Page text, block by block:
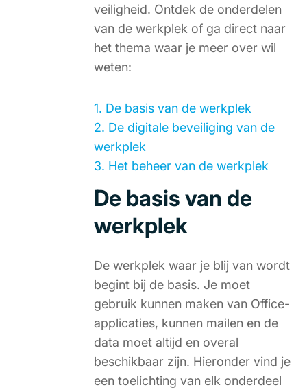
veiligheid. Ontdek de onderdelen
van de werkplek of ga direct naar
het thema waar je meer over wil
weten:
1. De basis van de werkplek
2. De digitale beveiliging van de
werkplek
3. Het beheer van de werkplek
De basis van de
werkplek
De werkplek waar je blij van wordt
begint bij de basis. Je moet
gebruik kunnen maken van Office-
applicaties, kunnen mailen en de
data moet altijd en overal
beschikbaar zijn. Hieronder vind je
een toelichting van elk onderdeel